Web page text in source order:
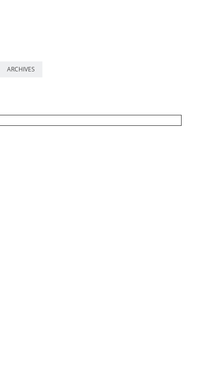
ARCHIVES